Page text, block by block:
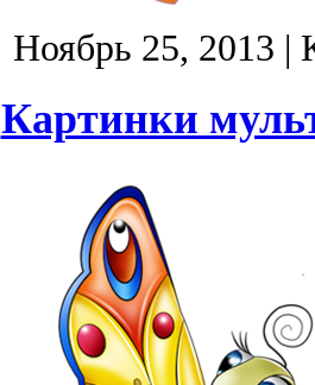
Ноябрь 25, 2013 |
Картинки